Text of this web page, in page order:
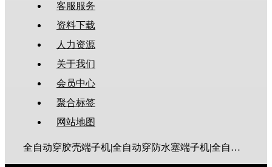
客服服务
资料下载
人力资源
关于我们
会员中心
聚合标签
网站地图
全自动穿胶壳端子机|全自动穿防水塞端子机|全自动穿热缩管端子机|全自动穿护套端子机|全自动穿号码管端子机|全自动端子机|全自动穿防水栓端子机|端子压着机|端子压接机|静音端子机|多芯线端子机|护套线端子机|全自动排线端子机|新能源大平方压接机|电脑剥线机|自动剥线机|裁线机|剥线机